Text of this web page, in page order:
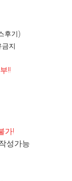
후기)
지
!!
가!
성가능